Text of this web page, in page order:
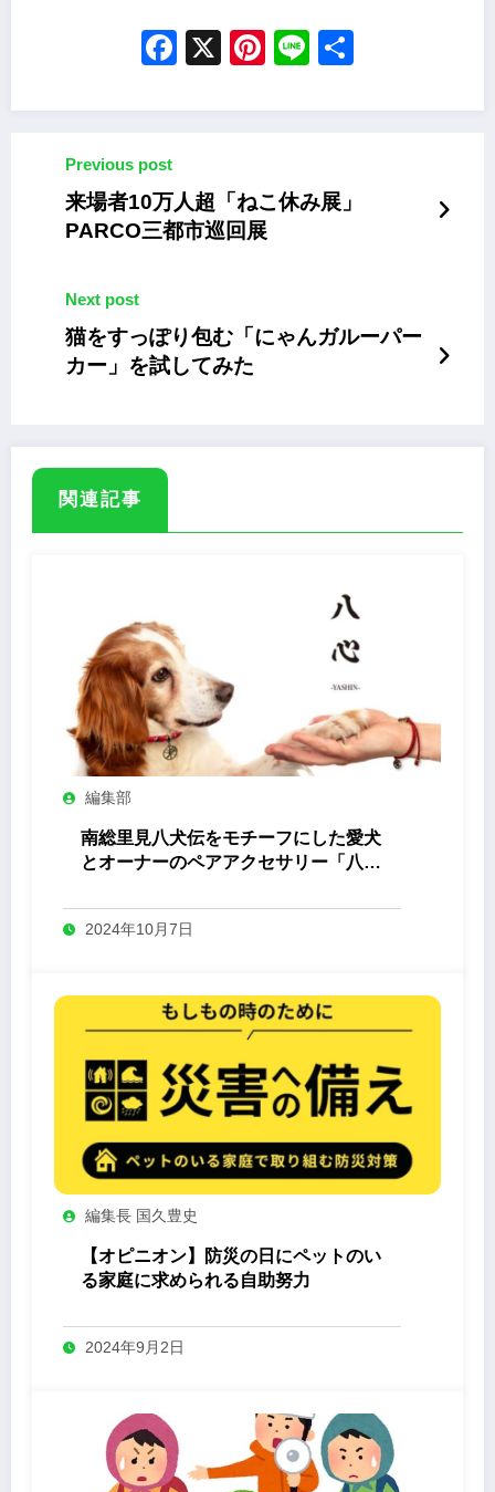
Facebook
X Pinterest
Line
Previous post
来場者10万人超「ねこ休み展」
PARCO三都市巡回展
Next post
猫をすっぽり包む「にゃんガルーパー
カー」を試してみた
関連記事
編集部
南総里見八犬伝をモチーフにした愛犬
とオーナーのペアアクセサリー「八心
2024年10月7日
編集長 国久豊史
【オピニオン】防災の日にペットのい
る家庭に求められる自助努力
2024年9月2日